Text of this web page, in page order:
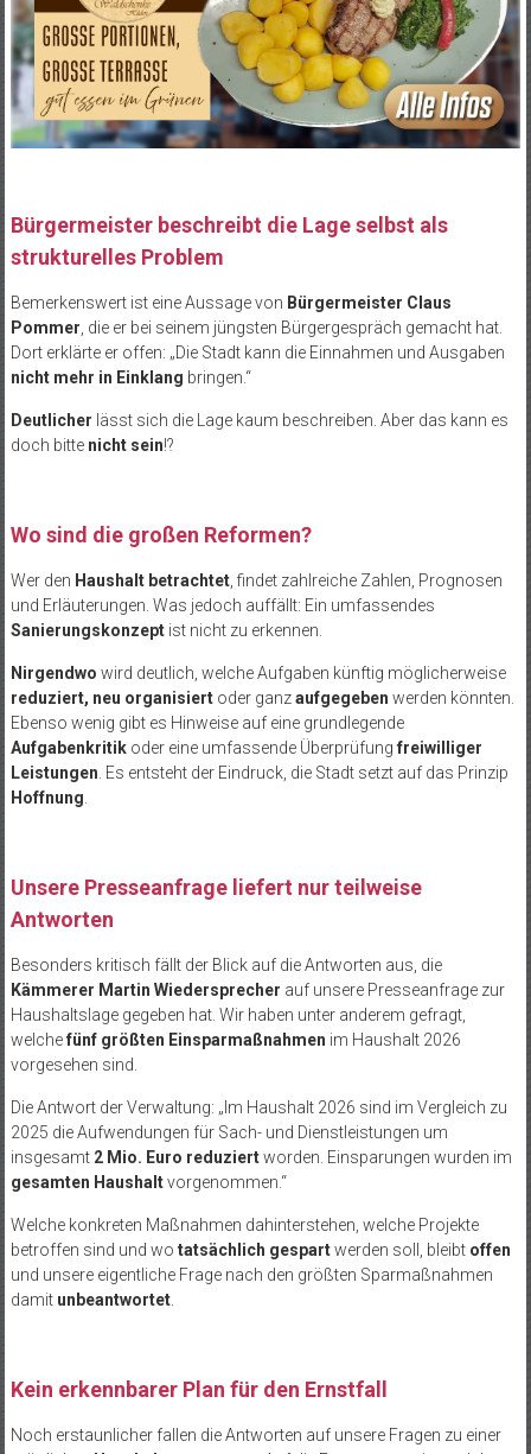
Bürgermeister beschreibt die Lage selbst als
strukturelles Problem
Bemerkenswert ist eine Aussage von Bürgermeister Claus
Pommer, die er bei seinem jüngsten Bürgergespräch gemacht hat.
Dort erklärte er offen: „Die Stadt kann die Einnahmen und Ausgaben
nicht mehr in Einklang bringen.“
Deutlicher lässt sich die Lage kaum beschreiben. Aber das kann es
doch bitte nicht sein!?
Wo sind die großen Reformen?
Wer den Haushalt betrachtet, findet zahlreiche Zahlen, Prognosen
und Erläuterungen. Was jedoch auffällt: Ein umfassendes
Sanierungskonzeptist nicht zu erkennen.
Nirgendwo wird deutlich, welche Aufgaben künftig möglicherweise
reduziert, neu organisiertoder ganzaufgegeben werden könnten.
Ebenso wenig gibt es Hinweise auf eine grundlegende
Aufgabenkritikoder eine umfassende Überprüfung freiwilliger
Leistungen. Es entsteht der Eindruck, die Stadt setzt auf das Prinzip
Hoffnung.
Unsere Presseanfrage liefert nur teilweise
Antworten
Besonders kritisch fällt der Blick auf die Antworten aus, die
Kämmerer Martin Wiedersprecher auf unsere Presseanfrage zur
Haushaltslage gegeben hat. Wir haben unter anderem gefragt,
welchefünf größten Einsparmaßnahmen im Haushalt 2026
vorgesehen sind.
Die Antwort der Verwaltung: „Im Haushalt 2026 sind im Vergleich zu
2025 die Aufwendungen für Sach- und Dienstleistungen um
insgesamt 2 Mio. Euro reduziertworden. Einsparungen wurden im
gesamten Haushaltvorgenommen.“
Welche konkreten Maßnahmen dahinterstehen, welche Projekte
betroffen sind und wo tatsächlich gespartwerden soll, bleibt offen
und unsere eigentliche Frage nach den größten Sparmaßnahmen
damit unbeantwortet.
Kein erkennbarer Plan für den Ernstfall
Noch erstaunlicher fallen die Antworten auf unsere Fragen zu einer